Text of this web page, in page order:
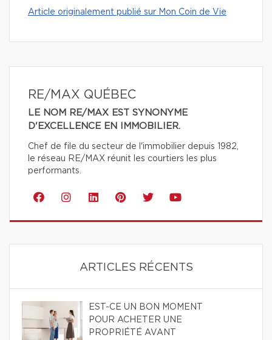
Article originalement publié sur Mon Coin de Vie
RE/MAX QUÉBEC
LE NOM RE/MAX EST SYNONYME
D'EXCELLENCE EN IMMOBILIER.
Chef de file du secteur de l'immobilier depuis 1982,
le réseau RE/MAX réunit les courtiers les plus
performants.
ARTICLES RÉCENTS
EST-CE UN BON MOMENT
POUR ACHETER UNE
PROPRIÉTÉ AVANT